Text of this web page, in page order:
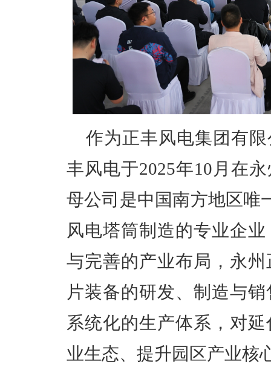
作为正丰风电集团有
丰风电于2025年10 月在
母公司是中国南方地区唯
风电塔筒制造的专业企
与完善的产业布局，永
片装备的研发、制造与
系统化的生产体系，对
业生态、提升园区产业核